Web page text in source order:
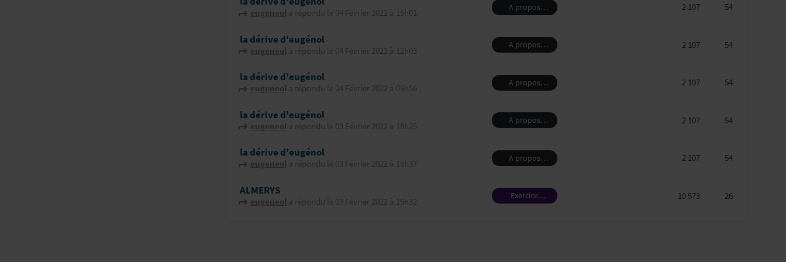
eugeneola répondu le 04 Février 2022 à 15h01
A propos
d'Eugenol
2 107 54
la dérive d'eugénol
eugeneol a répondu le 04 Février 2022 à 12h03
A propos
d'Eugenol
2 107 54
la dérive d'eugénol
eugeneola répondu le 04 Février 2022 à 09h56
A propos
d'Eugenol
2 107 54
la dérive d'eugénol
eugeneol a répondu le 03 Février 2022 à 18h25
A propos
d'Eugenol
2 107 54
la dérive d'eugénol
eugeneola répondu le 03 Février 2022 à 16h37
A propos
d'Eugenol
2 107 54
ALMERYS
eugeneol a répondu le 03 Février 2022 à 15h32
Exercice
professionnel
10 573 26